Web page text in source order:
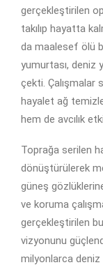
gerçekleştirilen
takılıp hayatta
da maalesef ölü
yumurtası, deniz
çekti. Çalışmalar
hayalet ağ
hem de avcılık
Toprağa serilen
dönüştürülerek
güneş
ve koruma
gerçekleştirilen
vizyonunu
milyonlarca deniz